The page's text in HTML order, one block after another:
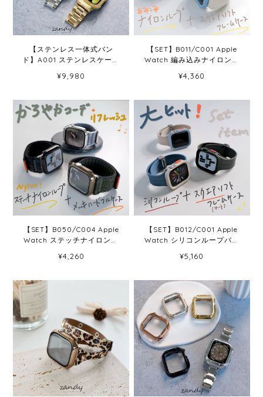
【ステンレス一体式バン
ド】A001 ステンレスケース
Apple Watch
¥9,980
【SET】B011/C001 Apple
Watch 編み込みナイロンル
ームケース
¥4,360
【SET】B050/C004 Apple
Watch ステッチナイロンル
フルケース
¥4,260
【SET】B012/C001 Apple
Watch シリコンループバン
ムケース
¥5,160